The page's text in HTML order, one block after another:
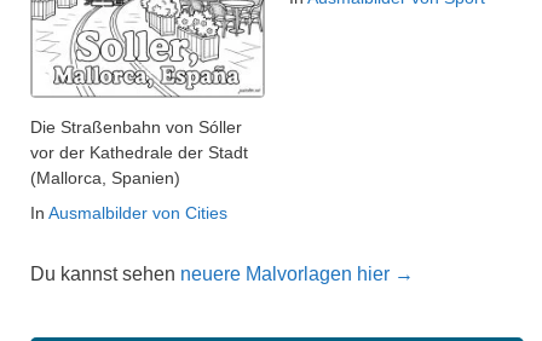
Die Straßenbahn von Sóller
vor der Kathedrale der Stadt
(Mallorca, Spanien)
In Ausmalbilder von Cities
Du kannst sehen neuere Malvorlagen hier →